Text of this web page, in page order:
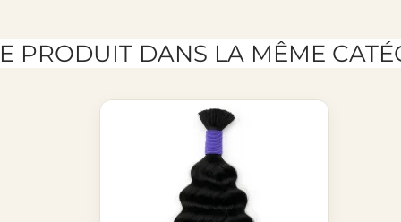
PRODUIT DANS LA MÊME